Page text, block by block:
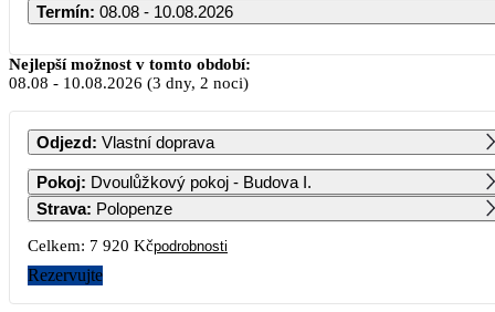
Termín: 08.08 - 10.08.2026
Srpen 2026
PO ÚT ST ČT PÁ SO NE
1 2
3 4 5 6 7 8 9
3 960 3 960 3 960 3 960 3 960 3 960
Nejlepší možnost v tomto období:
08.08 - 10.08.2026 (3 dny, 2 noci)
Odjezd: Vlastní doprava
Pokoj:
Dvoulůžkový pokoj - Budova I.
Strava: Polopenze
Celkem: 7 920 Kčpodrobnosti
Rezervujte